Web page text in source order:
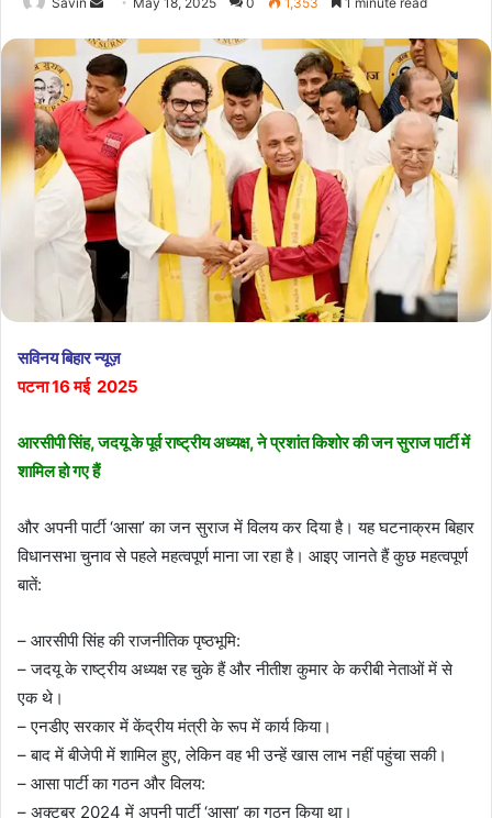
email
सविनय बिहार न्यूज़
पटना 16 मई 2025
आरसीपी सिंह, जदयू के पूर्व राष्ट्रीय अध्यक्ष, ने प्रशांत किशोर की जन सुराज पार्टी में
शामिल हो गए हैं
और अपनी पार्टी ‘आसा’ का जन सुराज में विलय कर दिया है। यह घटनाक्रम बिहार
विधानसभा चुनाव से पहले महत्वपूर्ण माना जा रहा है। आइए जानते हैं कुछ महत्वपूर्ण
बातें:
– आरसीपी सिंह की राजनीतिक पृष्ठभूमि:
– जदयू के राष्ट्रीय अध्यक्ष रह चुके हैं और नीतीश कुमार के करीबी नेताओं में से
एक थे।
– एनडीए सरकार में केंद्रीय मंत्री के रूप में कार्य किया।
– बाद में बीजेपी में शामिल हुए, लेकिन वह भी उन्हें खास लाभ नहीं पहुंचा सकी।
– आसा पार्टी का गठन और विलय:
– अक्टूबर 2024 में अपनी पार्टी ‘आसा’ का गठन किया था।